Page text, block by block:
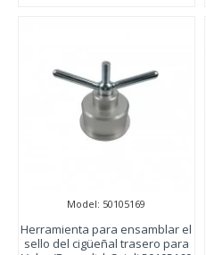
Model: 50105169
Herramienta para ensamblar el
sello del cigüeñal trasero para